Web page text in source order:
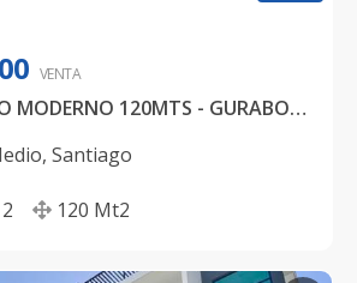
VENTA
APARTAMENTO MODERNO 120MTS - GURABO - SANTIAGO
, Santiago
2 120 Mt2